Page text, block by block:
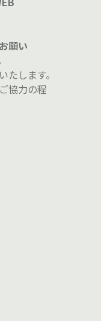
願い
します。
協力の程